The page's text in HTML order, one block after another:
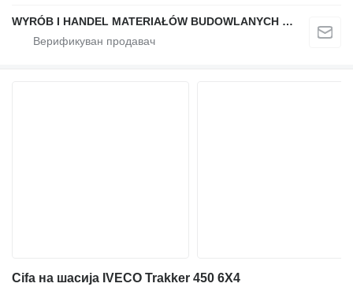
WYRÓB I HANDEL MATERIAŁÓW BUDOWLANYCH "STELMACH"
Cifa на шасија IVECO Trakker 450 6X4